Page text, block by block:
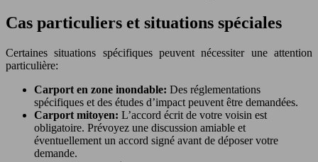
Cas particuliers et situations spéciales
Certaines situations spécifiques peuvent nécessiter une attention
particulière:
Carport en zone inondable: Des réglementations
spécifiques et des études d’impact peuvent être demandées.
Carport mitoyen: L’accord écrit de votre voisin est
obligatoire. Prévoyez une discussion amiable et
éventuellement un accord signé avant de déposer votre
demande.